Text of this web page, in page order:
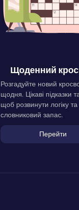
Щоденний
Розгадуйте новий
щодня. Цікаві підказки
щоб розвинути логіку та
словниковий запас.
Перейти